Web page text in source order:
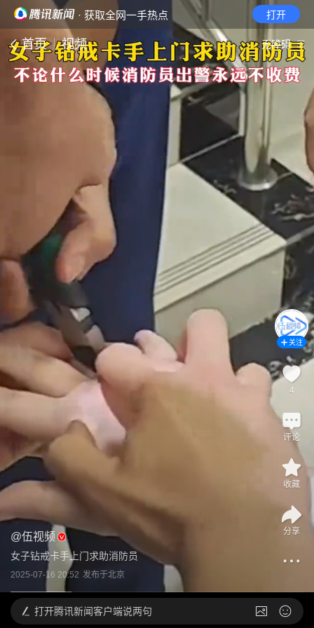
· 获取全网一手热点 打开
首页 视频 无障碍
@伍视频
女子钻戒卡手上门求助消防员
2025-07-16 20:52 发布于北京
关注
4
评论
收藏
分享
打开腾讯新闻客户端说两句